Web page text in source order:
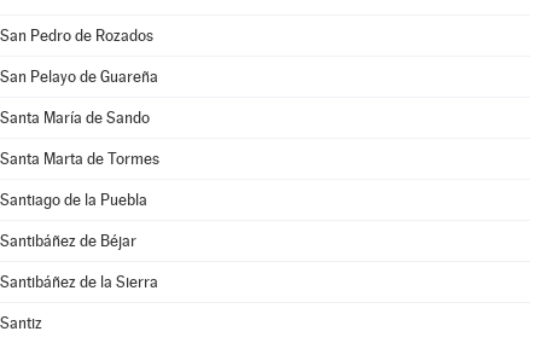
San Pedro de Rozados
San Pelayo de Guareña
Santa María de Sando
Santa Marta de Tormes
Santiago de la Puebla
Santibáñez de Béjar
Santibáñez de la Sierra
Santiz